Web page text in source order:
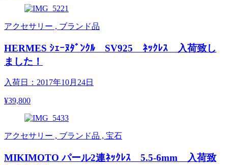
アクセサリー , ブランド品
HERMES ｼｪｰﾇﾀﾞﾝｸﾙ SV925 ﾈｯｸﾚｽ 入荷致し
ました！
入荷日：2017年10月24日
¥39,800
アクセサリー , ブランド品 , 宝石
MIKIMOTO パール2連ﾈｯｸﾚｽ 5.5-6mm 入荷致